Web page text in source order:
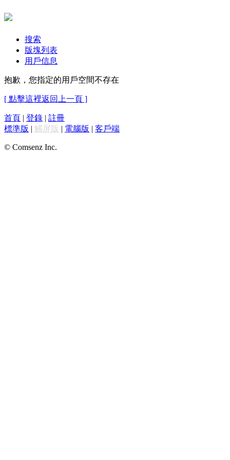
搜索
版塊列表
用戶信息
抱歉，您指定的用戶空間不存在
[ 點擊這裡返回上一頁 ]
首頁 | 登錄 | 註冊
標準版 | 觸屏版 | 電腦版 | 客戶端
© Comsenz Inc.